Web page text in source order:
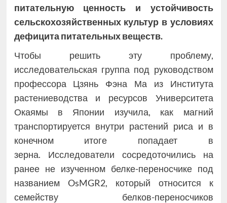
питательную ценность и устойчивость
сельскохозяйственных культур в условиях
дефицита питательных веществ.
Чтобы решить эту проблему,
исследовательская группа под руководством
профессора Цзянь Фэна Ма из Института
растениеводства и ресурсов Университета
Окаямы в Японии изучила, как магний
транспортируется внутри растений риса и в
конечном итоге попадает в
зерна. Исследователи сосредоточились на
ранее не изученном белке-переносчике под
названием OsMGR2, который относится к
семейству белков-переносчиков